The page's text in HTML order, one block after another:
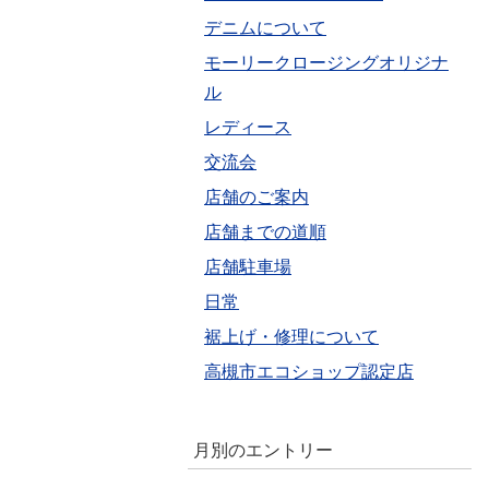
デニムについて
モーリークロージングオリジナ
ル
レディース
交流会
店舗のご案内
店舗までの道順
店舗駐車場
日常
裾上げ・修理について
高槻市エコショップ認定店
月別のエントリー